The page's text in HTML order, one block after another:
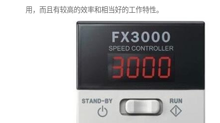
用，而且有较高的效率和相当好的工作特性。